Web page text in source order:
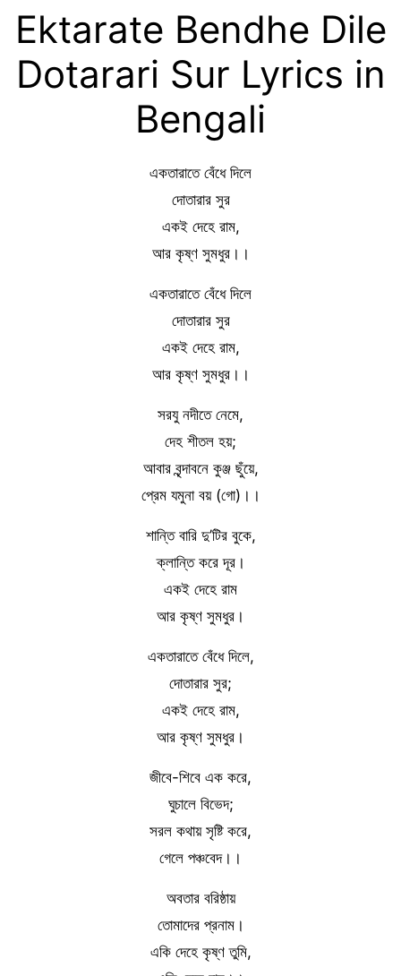
Ektarate Bendhe Dile
Dotarari Sur Lyrics in
Bengali
একতারাতে বেঁধে দিলে
দোতারার সুর
একই দেহে রাম,
আর কৃষ্ণ সুমধুর।।
একতারাতে বেঁধে দিলে
দোতারার সুর
একই দেহে রাম,
আর কৃষ্ণ সুমধুর।।
সরযু নদীতে নেমে,
দেহ শীতল হয়;
আবার বৃন্দাবনে কুঞ্জ ছুঁয়ে,
প্রেম যমুনা বয় (গো)।।
শান্তি বারি দু’টির বুকে,
ক্লান্তি করে দূর।
একই দেহে রাম
আর কৃষ্ণ সুমধুর।
একতারাতে বেঁধে দিলে,
দোতারার সুর;
একই দেহে রাম,
আর কৃষ্ণ সুমধুর।
জীবে-শিবে এক করে,
ঘুচালে বিভেদ;
সরল কথায় সৃষ্টি করে,
গেলে পঞ্চবেদ।।
অবতার বরিষ্ঠায়
তোমাদের প্রনাম।
একি দেহে কৃষ্ণ তুমি,